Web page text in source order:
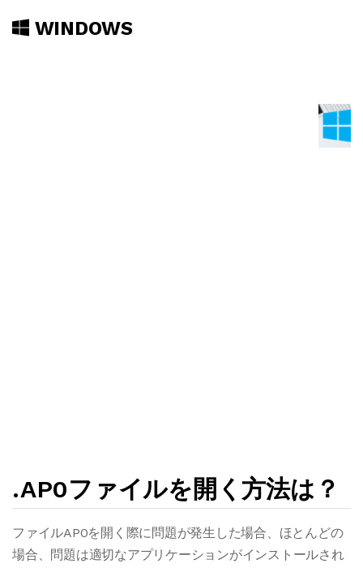
WINDOWS
.AP0ファイルを開く方法は？
ファイルAP0を開く際に問題が発生した場合、ほとんどの
場合、問題は適切なアプリケーションがインストールされ